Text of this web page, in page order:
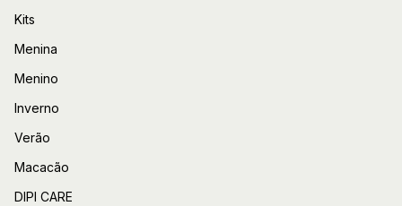
Kits
Menina
Menino
Inverno
Verão
Macacão
DIPI CARE